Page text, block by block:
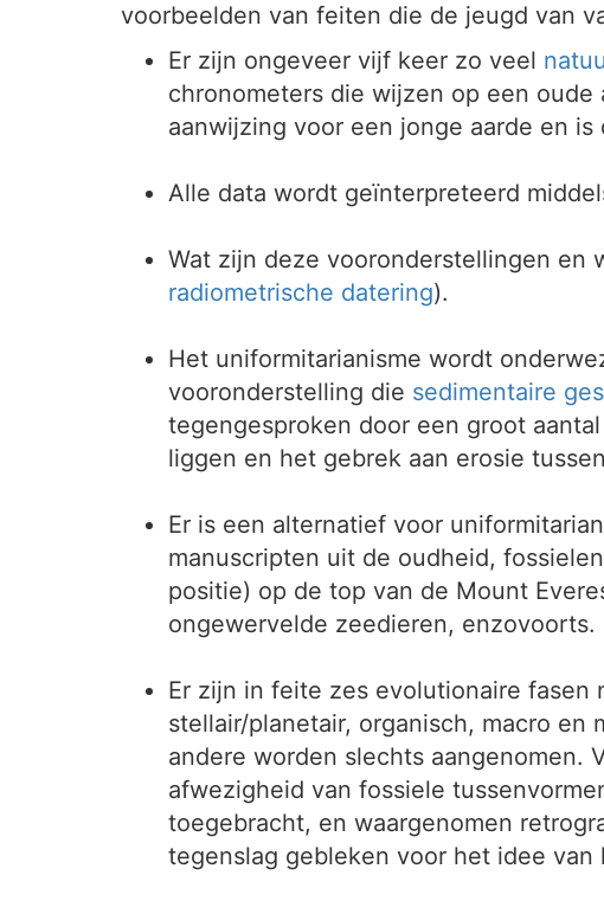
voorbeelden van feiten die de jeugd van
Er zijn ongeveer vijf keer zo veel
chronometers die wijzen op een
aanwijzing voor een jonge aarde en
Alle data wordt geïnterpreteerd
Wat zijn deze vooronderstellingen en
radiometrische datering).
Het uniformitarianisme wordt
vooronderstelling die sedimentaire
tegengesproken door een groot
liggen en het gebrek aan erosie
Er is een alternatief voor
manuscripten uit de oudheid,
positie) op de top van de Mount
ongewervelde zeedieren, enzovoorts.
Er zijn in feite zes evolutionaire fasen
stellair/planetair, organisch, macro
andere worden slechts aangenomen.
afwezigheid van fossiele
toegebracht, en waargenomen
tegenslag gebleken voor het idee